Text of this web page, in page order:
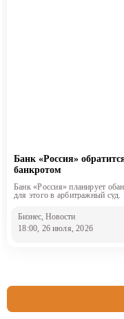
Банк «Россия»
банкротом
Банк «Россия» планирует
для этого в арбитражный суд.
Бизнес, Новости
18:00, 26 июля, 2026